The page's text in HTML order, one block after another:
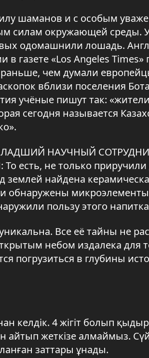
шаманов и с особым
силам окружающей среды.
одомашнили лошадь.
в газете «Los Angeles
чем думали
вблизи поселения
учёные пишут так:
сегодня называется
НАУЧНЫЙ
есть, не только
землей найдена
обнаружены микроэлементы
пользу этого
Все её тайны не
небом издалека для
погрузиться в глубины
келдік. 4 жігіт болып
айтып жеткізе алмаймыз.
заттары ұнады.